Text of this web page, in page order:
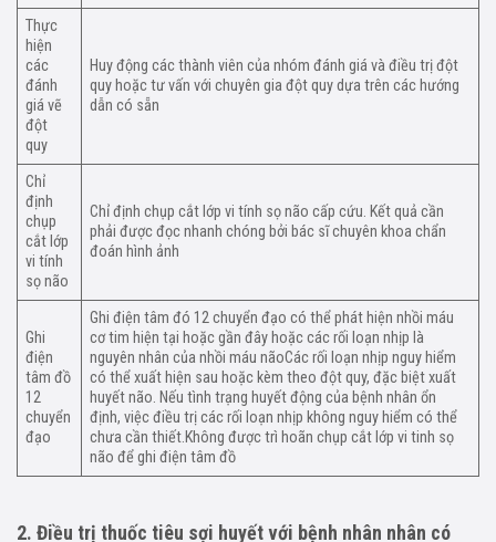
Thực
hiện
các
đánh
giá vẽ
đột
quy
Huy động các thành viên của nhóm đánh giá và điều trị đột
quy hoặc tư vấn với chuyên gia đột quy dựa trên các hướng
dẫn có sẵn
Chỉ
định
chụp
cắt lớp
vi tính
sọ não
Chỉ định chụp cắt lớp vi tính sọ não cấp cứu. Kết quả cần
phải được đọc nhanh chóng bởi bác sĩ chuyên khoa chẩn
đoán hình ảnh
Ghi
điện
tâm đồ
12
chuyển
đạo
Ghi điện tâm đó 12 chuyển đạo có thể phát hiện nhồi máu
cơ tim hiện tại hoặc gần đây hoặc các rối loạn nhịp là
nguyên nhân của nhồi máu nãoCác rối loạn nhịp nguy hiểm
có thể xuất hiện sau hoặc kèm theo đột quy, đặc biệt xuất
huyết não. Nếu tình trạng huyết động của bệnh nhân ổn
định, việc điều trị các rối loạn nhịp không nguy hiểm có thể
chưa cần thiết.Không được trì hoãn chụp cắt lớp vi tinh sọ
não để ghi điện tâm đồ
2. Điều trị thuốc tiêu sợi huyết với bệnh nhân nhân có